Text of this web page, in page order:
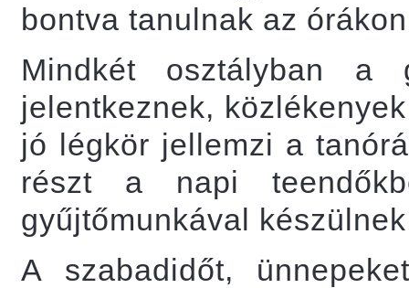
bontva tanulnak az
Mindkét osztályban a
jelentkeznek,
jó légkör jellemzi a
részt a napi
gyűjtőmunkával
A szabadidőt,